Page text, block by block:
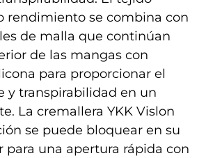
rendimiento se combina con
de malla que continúan
de las mangas con
para proporcionar el
y transpirabilidad en un
La cremallera YKK Vislon
se puede bloquear en su
para una apertura rápida con